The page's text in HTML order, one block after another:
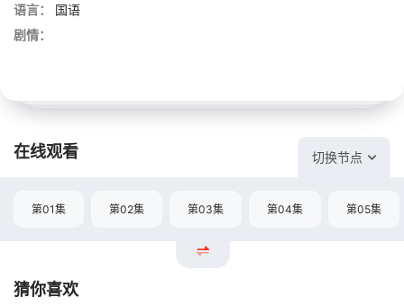
语言：
国语
剧情：
在线观看 切换节点
第01集 第02集 第03集 第04集 第05集
猜你喜欢